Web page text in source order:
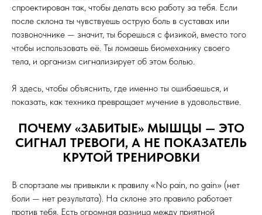
спроектирован так, чтобы делать всю работу за тебя. Если
после склона ты чувствуешь острую боль в суставах или
позвоночнике — значит, ты борешься с физикой, вместо того
чтобы использовать её. Ты ломаешь биомеханику своего
тела, и организм сигнализирует об этом болью.
Я здесь, чтобы объяснить, где именно ты ошибаешься, и
показать, как техника превращает мучение в удовольствие.
ПОЧЕМУ «ЗАБИТЫЕ» МЫШЦЫ — ЭТО
СИГНАЛ ТРЕВОГИ, А НЕ ПОКАЗАТЕЛЬ
КРУТОЙ ТРЕНИРОВКИ
В спортзале мы привыкли к правилу «No pain, no gain» (нет
боли — нет результата). На склоне это правило работает
против тебя. Есть огромная разница между приятной